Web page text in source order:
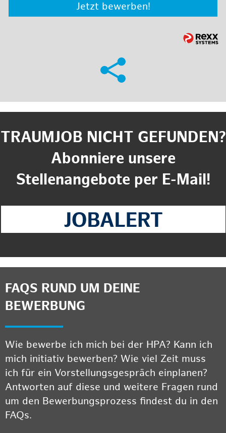
Jetzt bewerben!
TRAUMJOB NICHT GEFUNDEN?
Abonniere unsere
Stellenangebote per E-Mail!
FAQS RUND UM DEINE
BEWERBUNG
Wie bewerbe ich mich bei der HPA? Kann ich
mich initiativ bewerben? Wie viel Zeit muss
ich für ein Vorstellungsgespräch einplanen?
Antworten auf diese und weitere Fragen rund
um den Bewerbungsprozess findest du in den
FAQs.